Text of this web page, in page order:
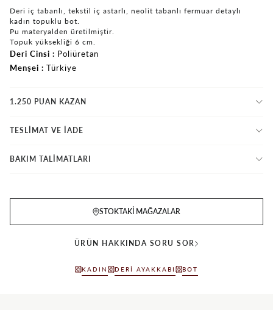
Deri iç tabanlı, tekstil iç astarlı, neolit tabanlı fermuar detaylı
kadın topuklu bot.
Pu materyalden üretilmiştir.
Topuk yüksekliği 6 cm.
Deri Cinsi
Poliüretan
Menşei
Türkiye
1.250 PUAN KAZAN
TESLİMAT VE İADE
BAKIM TALİMATLARI
STOKTAKI MAĞAZALAR
ÜRÜN HAKKINDA SORU SOR
KADIN DERI AYAKKABI BOT